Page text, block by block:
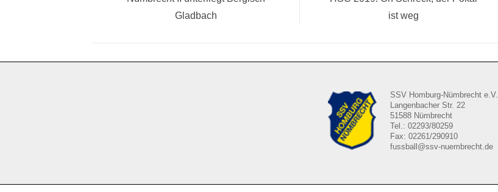
Gladbach
ist weg
SSV Homburg-Nümbrecht e.V.
Langenbacher Str. 22
51588 Nümbrecht
Tel.: 02293/80259
Fax: 02261/290910
fussball@ssv-nuembrecht.de